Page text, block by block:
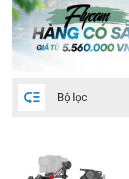
650000
Cấp độ chuyên nghiệp
 Bộ lọc